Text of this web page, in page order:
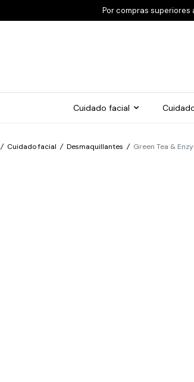
Por compras superiores
Cuidado facial
/ Cuidado facial / Desmaquillantes / Green Tea &